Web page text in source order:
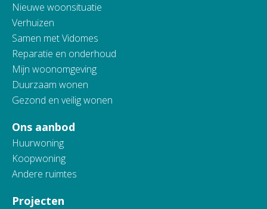
Nieuwe woonsituatie
Verhuizen
Samen met Vidomes
Reparatie en onderhoud
Mijn woonomgeving
Duurzaam wonen
Gezond en veilig wonen
Ons aanbod
Huurwoning
Koopwoning
Andere ruimtes
Projecten